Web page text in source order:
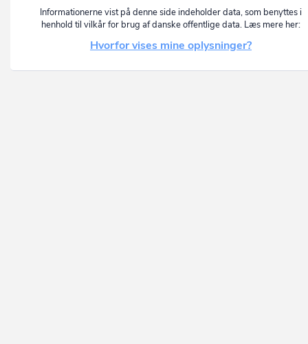
Informationerne vist på denne side indeholder data, som benyttes i
henhold til vilkår for brug af danske offentlige data. Læs mere her:
Hvorfor vises mine oplysninger?